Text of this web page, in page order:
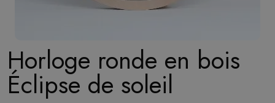
Horloge ronde en bois
Éclipse de soleil